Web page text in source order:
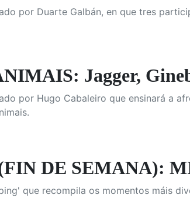
por Duarte Galbán, en que tres
Jagger,
por Hugo Cabaleiro que ensinará a
DE SEMANA):
que recompila os momentos máis